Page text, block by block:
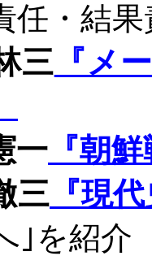
任・結
『メ
『朝
『現
｣を紹介